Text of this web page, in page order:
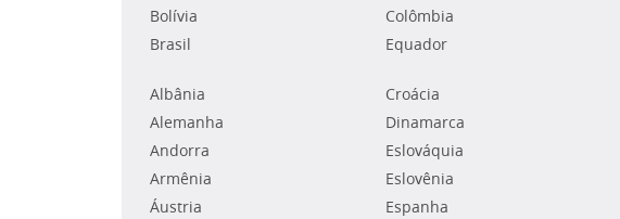
Bolívia
Brasil
Colômbia
Equador
Albânia
Alemanha
Andorra
Armênia
Áustria
Croácia
Dinamarca
Eslováquia
Eslovênia
Espanha